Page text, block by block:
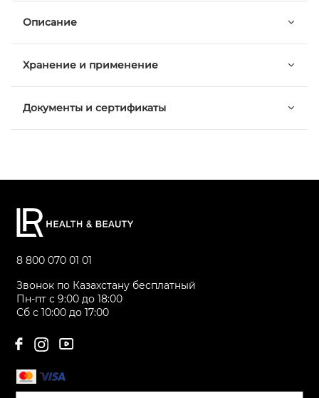
Описание
Хранение и применение
Документы и сертификаты
8 800 070 01 01
Звонок по Казахстану бесплатный
Пн-пт с 9:00 до 18:00
Сб с 10:00 до 17:00